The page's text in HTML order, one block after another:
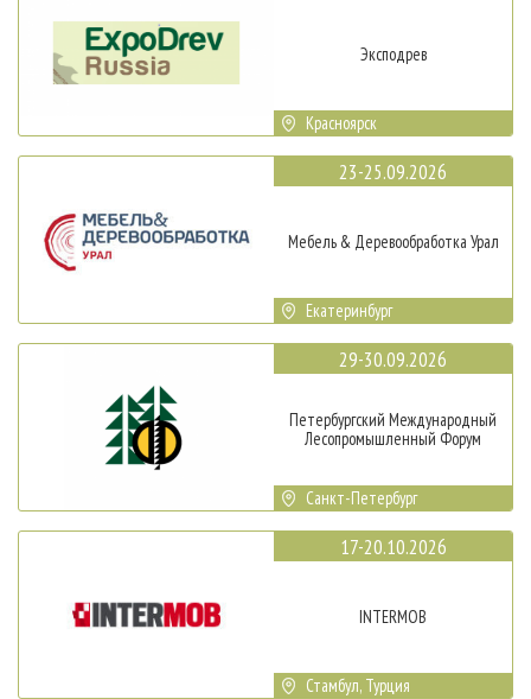
Эксподрев
Красноярск
23-25.09.2026
Мебель & Деревообработка Урал
Екатеринбург
29-30.09.2026
Петербургский Международный
Лесопромышленный Форум
Санкт-Петербург
17-20.10.2026
INTERMOB
Стамбул, Турция